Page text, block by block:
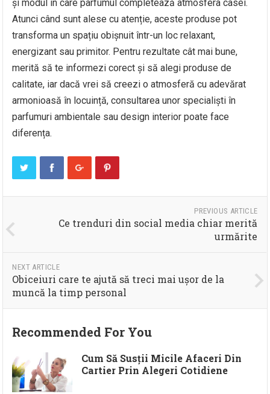
și modul în care parfumul completează atmosfera casei.
Atunci când sunt alese cu atenție, aceste produse pot
transforma un spațiu obișnuit într-un loc relaxant,
energizant sau primitor. Pentru rezultate cât mai bune,
merită să te informezi corect și să alegi produse de
calitate, iar dacă vrei să creezi o atmosferă cu adevărat
armonioasă în locuință, consultarea unor specialiști în
parfumuri ambientale sau design interior poate face
diferența.
PREVIOUS ARTICLE
Ce trenduri din social media chiar merită
urmărite
NEXT ARTICLE
Obiceiuri care te ajută să treci mai ușor de la
muncă la timp personal
Recommended For You
Cum Să Susții Micile Afaceri Din
Cartier Prin Alegeri Cotidiene